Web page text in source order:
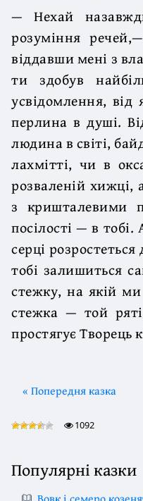
— Нехай
розуміння
віддавши мені з
ти здобув
усвідомлення, від
перлина в душі.
людина в світі,
лахмітті, чи в
розваленій хижці,
з кришталевими
посілості — в
серці
тобі залишиться
стежку, на якій
стежка — той
простягує
« Попередня казка
1092
Популярні казки